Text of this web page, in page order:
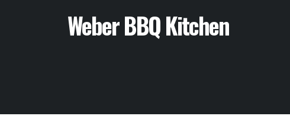
Weber BBQ Kitchen